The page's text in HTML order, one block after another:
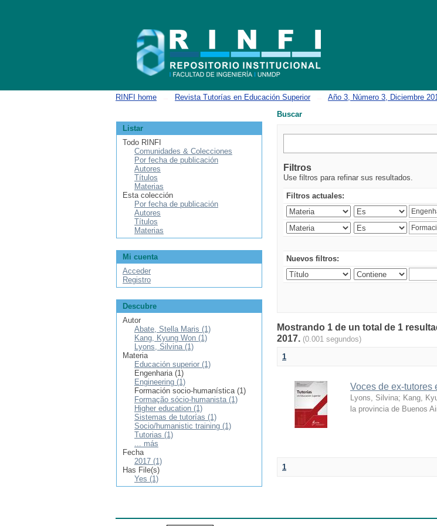
RINFI home Revista Tutorías en Educación Superior Año 3, Número 3, Diciembre
Buscar
Filtros
Use filtros para refinar sus resultados.
Filtros actuales:
Nuevos filtros:
Mostrando 1 de un total de 1
2017. (0.001 segundos)
1
Voces de ex-tutores
Lyons, Silvina; Kang,
la provincia de Buenos
1
Listar
Todo RINFI
Comunidades & Colecciones
Por fecha de publicación
Autores
Títulos
Materias
Esta colección
Por fecha de publicación
Autores
Títulos
Materias
Mi cuenta
Acceder
Registro
Descubre
Autor
Abate, Stella Maris (1)
Kang, Kyung Won (1)
Lyons, Silvina (1)
Materia
Educación superior (1)
Engenharia (1)
Engineering (1)
Formación socio-humanística (1)
Formação sócio-humanista (1)
Higher education (1)
Sistemas de tutorías (1)
Socio/humanistic training (1)
Tutorias (1)
... más
Fecha
2017 (1)
Has File(s)
Yes (1)